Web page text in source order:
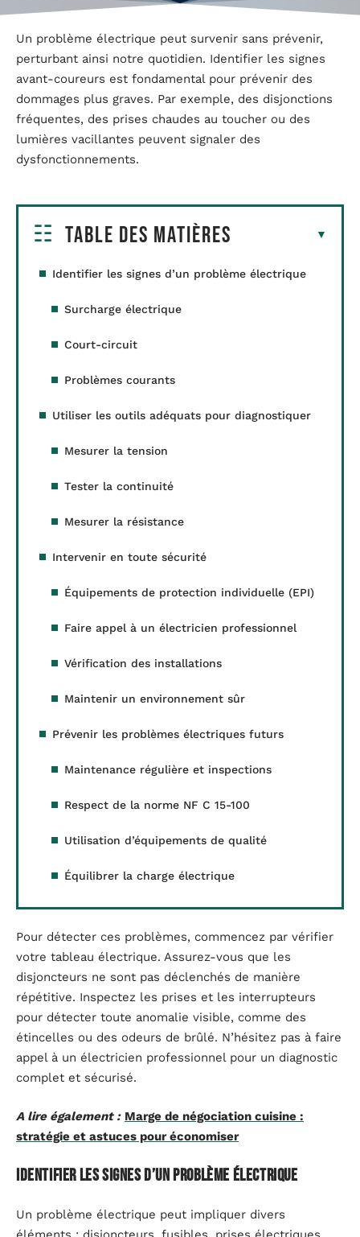
Un problème électrique peut survenir sans prévenir,
perturbant ainsi notre quotidien. Identifier les signes
avant-coureurs est fondamental pour prévenir des
dommages plus graves. Par exemple, des disjonctions
fréquentes, des prises chaudes au toucher ou des
lumières vacillantes peuvent signaler des
dysfonctionnements.
Table des matières
Identifier les signes d’un problème électrique
Surcharge électrique
Court-circuit
Problèmes courants
Utiliser les outils adéquats pour diagnostiquer
Mesurer la tension
Tester la continuité
Mesurer la résistance
Intervenir en toute sécurité
Équipements de protection individuelle (EPI)
Faire appel à un électricien professionnel
Vérification des installations
Maintenir un environnement sûr
Prévenir les problèmes électriques futurs
Maintenance régulière et inspections
Respect de la norme NF C 15-100
Utilisation d’équipements de qualité
Équilibrer la charge électrique
Pour détecter ces problèmes, commencez par vérifier
votre tableau électrique. Assurez-vous que les
disjoncteurs ne sont pas déclenchés de manière
répétitive. Inspectez les prises et les interrupteurs
pour détecter toute anomalie visible, comme des
étincelles ou des odeurs de brûlé. N’hésitez pas à faire
appel à un électricien professionnel pour un diagnostic
complet et sécurisé.
A lire également : Marge de négociation cuisine :
stratégie et astuces pour économiser
Identifier les signes d’un problème électrique
Un problème électrique peut impliquer divers